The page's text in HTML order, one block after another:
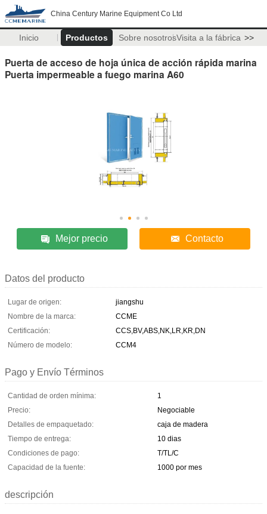
China Century Marine Equipment Co Ltd
Inicio Productos Sobre nosotrosVisita a la fábrica >>
Puerta de acceso de hoja única de acción rápida marina
Puerta impermeable a fuego marina A60
Mejor precio Contacto
Datos del producto
Lugar de origen:
jiangshu
Nombre de la marca:
CCME
Certificación:
CCS,BV,ABS,NK,LR,KR,DN
Número de modelo:
CCM4
Pago y Envío Términos
Cantidad de orden mínima:
1
Precio:
Negociable
Detalles de empaquetado:
caja de madera
Tiempo de entrega:
10 dias
Condiciones de pago:
T/TL/C
Capacidad de la fuente:
1000 por mes
descripción